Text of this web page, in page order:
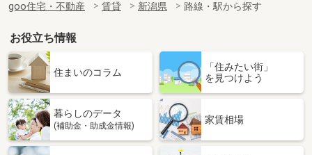
goo住宅・不動産 賃貸 新潟県 路線・駅から探す
お役立ち情報
住まいのコラム
「住みたい街」
を見つけよう
暮らしのデータ
(補助金・助成金情報)
家賃相場